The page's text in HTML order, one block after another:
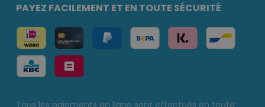
PAYEZ FACILEMENT ET EN TOUTE SÉCURITÉ
Tous les paiements en ligne sont effectués en toute